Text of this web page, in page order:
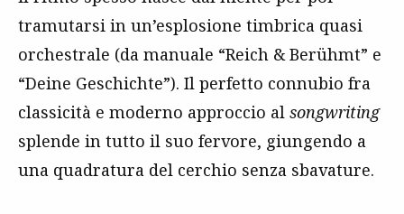
tramutarsi in un’esplosione timbrica quasi
orchestrale (da manuale “Reich & Berühmt” e
“Deine Geschichte”). Il perfetto connubio fra
classicità e moderno approccio al songwriting
splende in tutto il suo fervore, giungendo a
una quadratura del cerchio senza sbavature.